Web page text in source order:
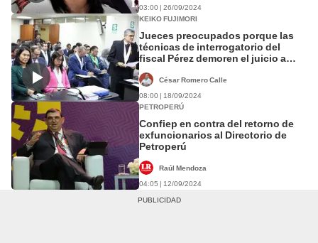
03:00 | 26/09/2024
KEIKO FUJIMORI
Jueces preocupados porque las
técnicas de interrogatorio del
fiscal Pérez demoren el juicio a
César Romero Calle
08:00 | 18/09/2024
PETROPERÚ
Confiep en contra del retorno de
exfuncionarios al Directorio de
Petroperú
Raúl Mendoza
04:05 | 12/09/2024